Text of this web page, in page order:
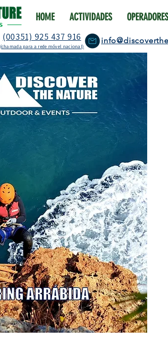
HOME ACTIVIDADES
(00351) 925 437 916
(chamada para a rede móvel nacional)